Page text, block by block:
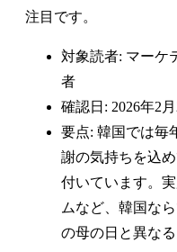
注目です。
対象読者: マーケ
者
確認日: 2026年2月
要点: 韓国では毎
謝の気持ちを込
付いています。
ムなど、韓国な
の母の日と異な